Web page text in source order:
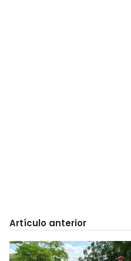
Artículo anterior